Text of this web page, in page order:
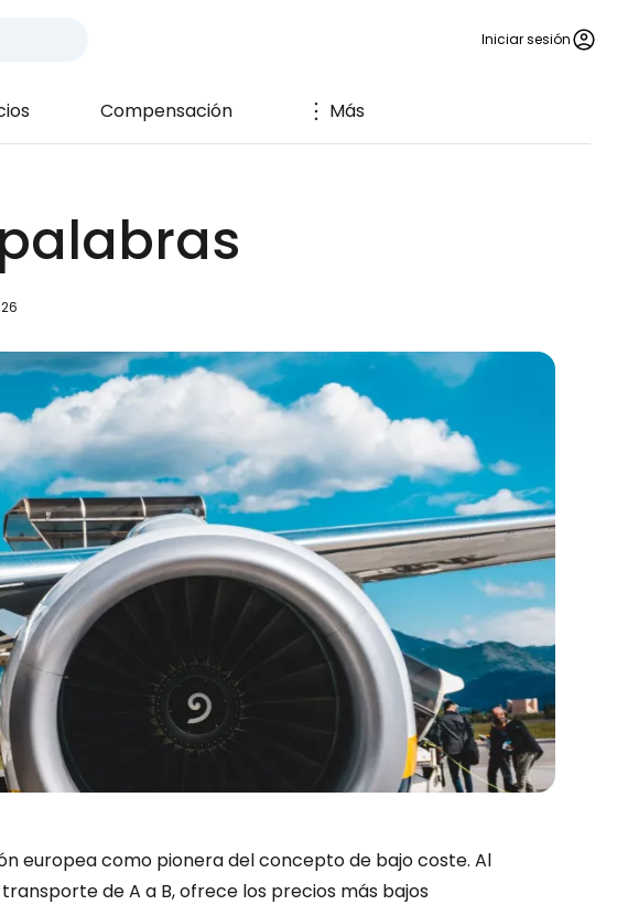
Iniciar sesión
Compensación Más
europea como pionera del concepto de bajo coste. Al
de A a B, ofrece los precios más bajos